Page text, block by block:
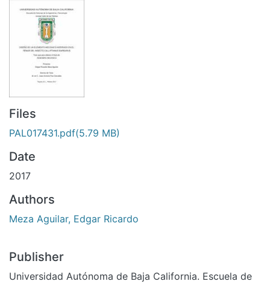
Files
PAL017431.pdf(5.79 MB)
Date
2017
Authors
Meza Aguilar, Edgar Ricardo
Publisher
Universidad Autónoma de Baja California. Escuela de